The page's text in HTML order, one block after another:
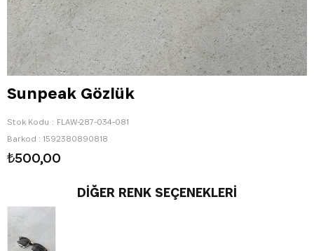
Sunpeak Gözlük
Stok Kodu
FLAW-287-034-081
Barkod : 1592380890818
₺500,00
DIĞER RENK SEÇENEKLERI